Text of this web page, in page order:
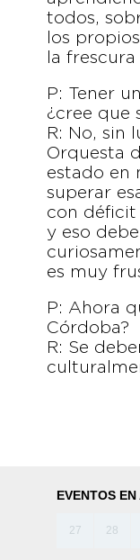
todos,
los
la
P: Tener
¿cree que
R: No, sin
Orquesta
estado en
superar
con déficit
y eso
es muy
P: Ahora
Córdoba?
R: Se
EVENTOS
27 28